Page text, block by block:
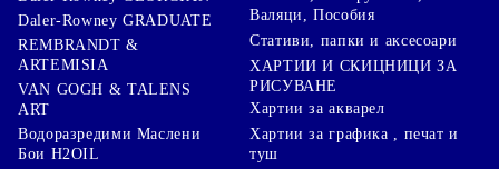
Daler-Rowney GRADUATE
REMBRANDT &
ARTEMISIA
VAN GOGH & TALENS
ART
Водоразредими Маслени
Бои H2OIL
Валяци, Пособия
Стативи, папки и аксесоари
ХАРТИИ И СКИЦНИЦИ ЗА
РИСУВАНЕ
Хартии за акварел
Хартии за графика , печат и
туш